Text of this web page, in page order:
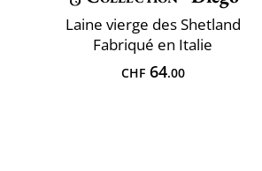
Laine vierge des Shetland
Fabriqué en Italie
CHF64.00